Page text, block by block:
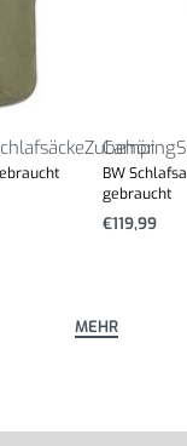
Zubehör
Camping
BW
gebraucht
€119,99